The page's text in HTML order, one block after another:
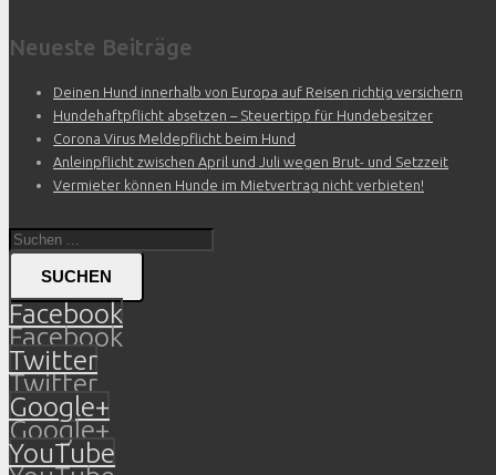
Neueste Beiträge
Deinen Hund innerhalb von Europa auf Reisen richtig versichern
Hundehaftpflicht absetzen – Steuertipp für Hundebesitzer
Corona Virus Meldepflicht beim Hund
Anleinpflicht zwischen April und Juli wegen Brut- und Setzzeit
Vermieter können Hunde im Mietvertrag nicht verbieten!
SUCHEN
Facebook
Facebook
Twitter
Twitter
Google+
Google+
YouTube